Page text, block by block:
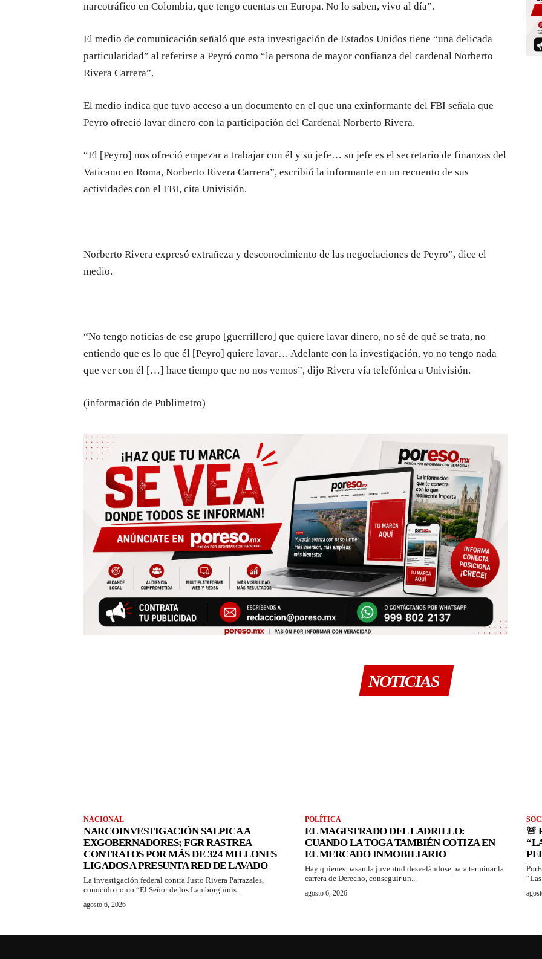
narcotráfico en Colombia, que tengo cuentas en Europa. No lo saben, vivo al día”.
El medio de comunicación señaló que esta investigación de Estados Unidos tiene “una delicada
particularidad” al referirse a Peyró como “la persona de mayor confianza del cardenal Norberto
Rivera Carrera”.
El medio indica que tuvo acceso a un documento en el que una exinformante del FBI señala que
Peyro ofreció lavar dinero con la participación del Cardenal Norberto Rivera.
“El [Peyro] nos ofreció empezar a trabajar con él y su jefe… su jefe es el secretario de finanzas del
Vaticano en Roma, Norberto Rivera Carrera”, escribió la informante en un recuento de sus
actividades con el FBI, cita Univisión.
Norberto Rivera expresó extrañeza y desconocimiento de las negociaciones de Peyro”, dice el
medio.
“No tengo noticias de ese grupo [guerrillero] que quiere lavar dinero, no sé de qué se trata, no
entiendo que es lo que él [Peyro] quiere lavar… Adelante con la investigación, yo no tengo nada
que ver con él […] hace tiempo que no nos vemos”, dijo Rivera vía telefónica a Univisión.
(información de Publimetro)
NOTICIAS
NACIONAL
NARCOINVESTIGACIÓN SALPICA A
EXGOBERNADORES; FGR RASTREA
CONTRATOS POR MÁS DE 324 MILLONES
LIGADOS A PRESUNTA RED DE LAVADO
La investigación federal contra Justo Rivera Parrazales,
conocido como “El Señor de los Lamborghinis...
agosto 6, 2026
POLÍTICA
EL MAGISTRADO DEL LADRILLO:
CUANDO LA TOGA TAMBIÉN COTIZA EN
EL MERCADO INMOBILIARIO
Hay quienes pasan la juventud desvelándose para terminar la
carrera de Derecho, conseguir un...
agosto 6, 2026
🚨